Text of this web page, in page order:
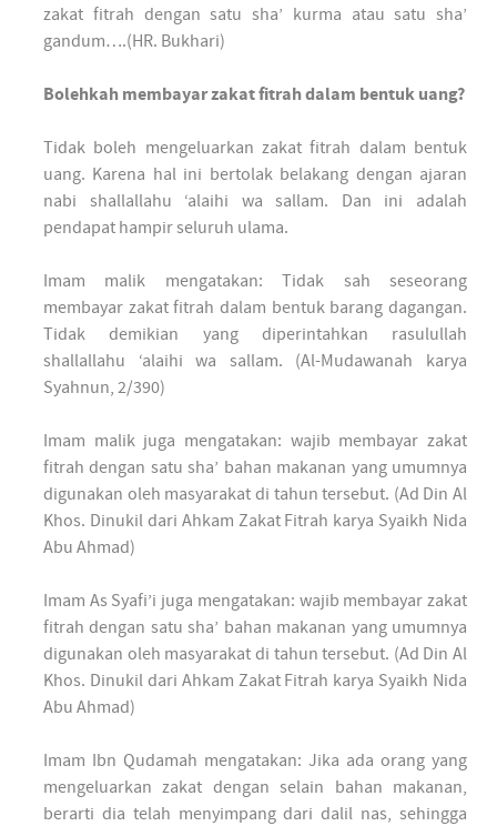
zakat fitrah dengan satu sha’ kurma atau satu sha’
gandum….(HR. Bukhari)
Bolehkah membayar zakat fitrah dalam bentuk uang?
Tidak boleh mengeluarkan zakat fitrah dalam bentuk
uang. Karena hal ini bertolak belakang dengan ajaran
nabi shallallahu ‘alaihi wa sallam. Dan ini adalah
pendapat hampir seluruh ulama.
Imam malik mengatakan: Tidak sah seseorang
membayar zakat fitrah dalam bentuk barang dagangan.
Tidak demikian yang diperintahkan rasulullah
shallallahu ‘alaihi wa sallam. (Al-Mudawanah karya
Syahnun, 2/390)
Imam malik juga mengatakan: wajib membayar zakat
fitrah dengan satu sha’ bahan makanan yang umumnya
digunakan oleh masyarakat di tahun tersebut. (Ad Din Al
Khos. Dinukil dari Ahkam Zakat Fitrah karya Syaikh Nida
Abu Ahmad)
Imam As Syafi’i juga mengatakan: wajib membayar zakat
fitrah dengan satu sha’ bahan makanan yang umumnya
digunakan oleh masyarakat di tahun tersebut. (Ad Din Al
Khos. Dinukil dari Ahkam Zakat Fitrah karya Syaikh Nida
Abu Ahmad)
Imam Ibn Qudamah mengatakan: Jika ada orang yang
mengeluarkan zakat dengan selain bahan makanan,
berarti dia telah menyimpang dari dalil nas, sehingga